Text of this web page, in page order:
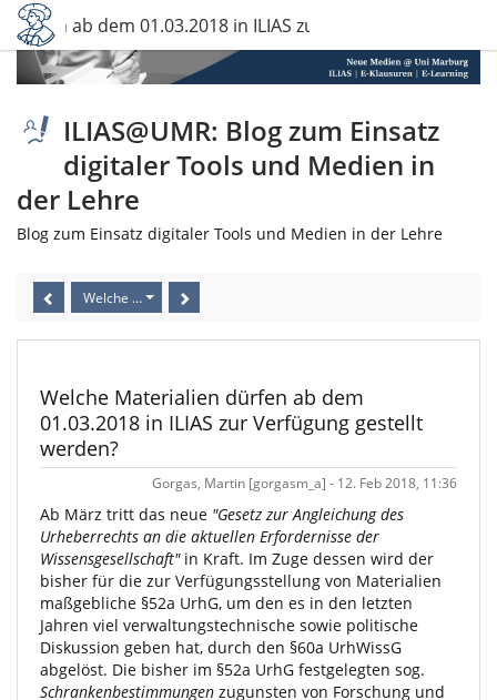
Welche Materialien dürfen ab dem 01.03.2018 in ILIAS zur
ILIAS@UMR: Blog zum Einsatz
digitaler Tools und Medien in
der Lehre
Blog zum Einsatz digitaler Tools und Medien in der Lehre
Welche Materialien dürfen ab dem
01.03.2018 in ILIAS zur Verfügung gestellt
werden?
Gorgas, Martin [gorgasm_a] - 12. Feb 2018, 11:36
Ab März tritt das neue "Gesetz zur Angleichung des
Urheberrechts an die aktuellen Erfordernisse der
Wissensgesellschaft"in Kraft. Im Zuge dessen wird der
bisher für die zur Verfügungsstellung von Materialien
maßgebliche §52a UrhG, um den es in den letzten
Jahren viel verwaltungstechnische sowie politische
Diskussion geben hat, durch den §60a UrhWissG
abgelöst. Die bisher im §52a UrhG festgelegten sog.
Schrankenbestimmungen zugunsten von Forschung und